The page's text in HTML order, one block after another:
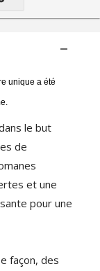
unique a été
le but
de
et une
pour une
façon, des